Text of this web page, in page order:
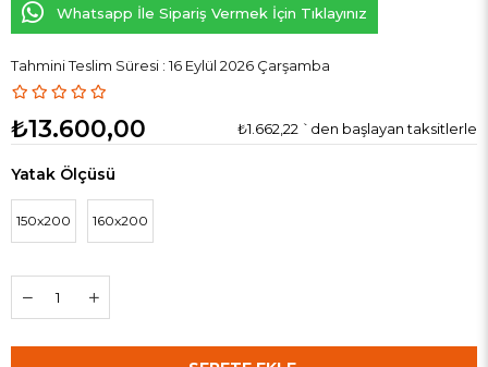
Whatsapp İle Sipariş Vermek İçin Tıklayınız
Tahmini Teslim Süresi : 16 Eylül 2026 Çarşamba
₺13.600,00 ₺1.662,22 `den başlayan taksitlerle
Yatak Ölçüsü
150x200 160x200